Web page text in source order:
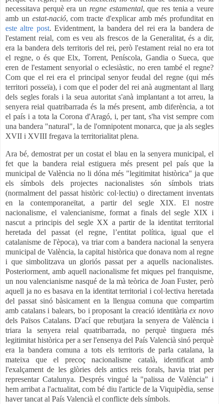
necessitava perquè era un regne estamental, que res tenia a veure
amb un estat-nació, com tracte d'explicar amb més profunditat en
este altre post. Evidentment, la bandera del rei era la bandera de
l'estament reial, com es veu als frescos de la Generalitat, és a dir,
era la bandera dels territoris del rei, però l'estament reial no era tot
el regne, o és que Elx, Torrent, Peníscola, Gandia o Sueca, que
eren de l'estament senyorial o eclesiàstic, no eren també el regne?
Com que el rei era el principal senyor feudal del regne (qui més
territori posseïa), i com que el poder del rei anà augmentant al llarg
dels segles forals i la seua autoritat s'anà implantant a tot arreu, la
senyera reial quatribarrada és la més present, amb diferència, a tot
el país i a tota la Corona d'Aragó, i, per tant, s'ha vist sempre com
una bandera "natural", la de l'omnipotent monarca, que ja als segles
XVII i XVIII fregava la territorialitat plena.
Ara bé, demostrat per un costat el blau en la senyera municipal, el
fet que la bandera reial estiguera més present pel país que la
municipal de València no li dóna més "legitimitat històrica" ja que
els símbols dels projectes nacionalistes són símbols triats
(normalment del passat històric col·lectiu) o directament inventats
en la contemporaneïtat, a partir del segle XIX. El nostre
nacionalisme, el valencianisme, format a finals del segle XIX i
nascut a principis del segle XX a partir de la identitat territorial
heretada del passat (el regne, l’entitat política, igual que el
catalanisme de l'època), va triar com a bandera nacional la senyera
municipal de València, la capital històrica que donava nom al regne
i que simbolitzava un gloriós passat per a aquells nacionalistes.
Posteriorment, amb aquell nacionalisme fet miques pel franquisme,
un nou valencianisme nasqué de la mà teòrica de Joan Fuster, però
aquell ja no es basava en la identitat territorial i col·lectiva heretada
del passat sinó bàsicament en la llengua comuna que compartim
amb catalans i balears, bo i proposant la creació identitàriaex novo
dels Països Catalans. D'ací que rebutjara la senyera de València i
triara la senyera reial quatribarrada, no perquè tinguera més
legitimitat històrica per a ser l'ensenya del País Valencià sinó perquè
era la bandera comuna a tots els territoris de parla catalana, la
mateixa que el precoç nacionalisme català, identificat amb
l'exalçament de les glòries dels antics reis forals, havia triat per
representar Catalunya. Després vingué la "palissa de València" i
hem arribat a l'actualitat, com bé diu l'article de la Viquipèdia, sense
haver tancat al País Valencià el conflicte dels símbols.